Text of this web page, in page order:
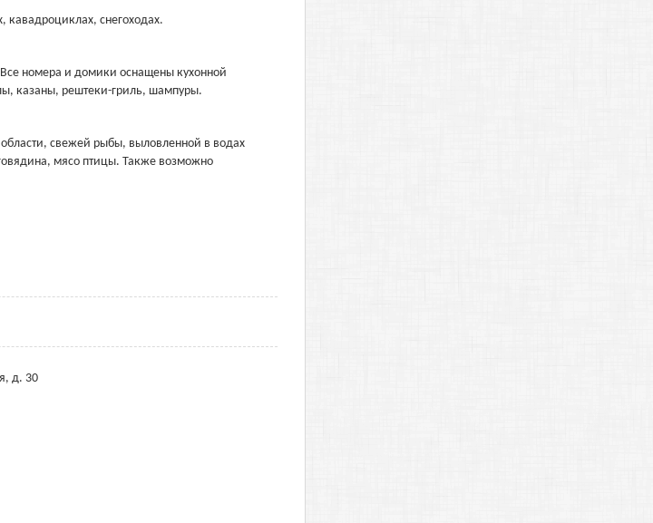
кавадроциклах, снегоходах.
Все номера и домики оснащены кухонной
казаны, рештеки-гриль, шампуры.
области, свежей рыбы, выловленной в водах
мясо птицы. Также возможно
д. 30